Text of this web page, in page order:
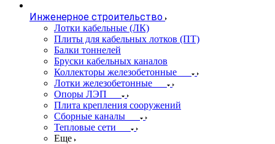
Инженерное строительство
Лотки кабельные (ЛК)
Плиты для кабельных лотков (ПТ)
Балки тоннелей
Бруски кабельных каналов
Коллекторы железобетонные
Лотки железобетонные
Опоры ЛЭП
Плита крепления сооружений
Сборные каналы
Тепловые сети
Еще